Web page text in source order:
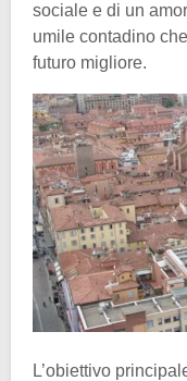
sociale e di un
umile contadino
futuro migliore.
L’obiettivo